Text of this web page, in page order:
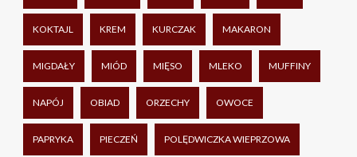
KOKTAJL KREM KURCZAK MAKARON
MIGDAŁY MIÓD MIĘSO MLEKO MUFFINY
NAPÓJ OBIAD ORZECHY OWOCE
PAPRYKA PIECZEŃ POLĘDWICZKA WIEPRZOWA